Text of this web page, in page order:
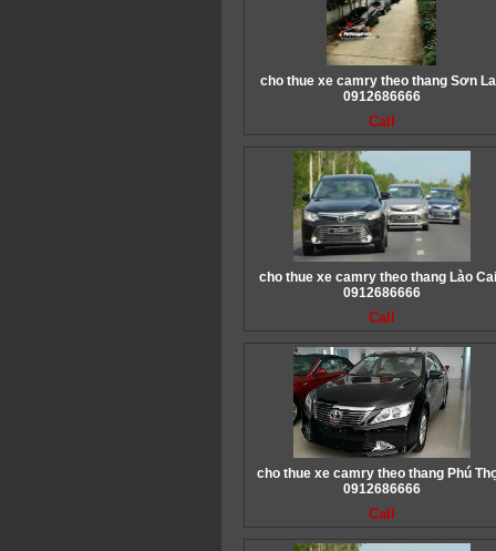
cho thue xe camry theo thang Sơn
0912686666
Call
cho thue xe camry theo thang Lào
0912686666
Call
cho thue xe camry theo thang Phú
0912686666
Call